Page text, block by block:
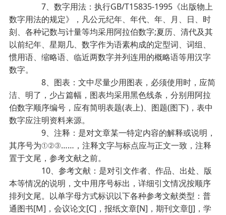
7、数字用法：执行GB/T15835-1995《出版物上
数字用法的规定》，凡公元纪年、年代、年、月、日、时
刻、各种记数与计量等均采用阿拉伯数字;夏历、清代及其
以前纪年、星期几、数字作为语素构成的定型词、词组、
惯用语、缩略语、临近两数字并列连用的概略语等用汉字
数字。
8、图表：文中尽量少用图表，必须使用时，应简
洁、明了，少占篇幅，图表均采用黑色线条，分别用阿拉
伯数字顺序编号，应有简明表题(表上)、图题(图下)，表中
数字应注明资料来源。
9、注释：是对文章某一特定内容的解释或说明，
其序号为①②③……，注释文字与标点应与正文一致，注释
置于文尾，参考文献之前。
10、参考文献：是对引文作者、作品、出处、版
本等情况的说明，文中用序号标出，详细引文情况按顺序
排列文尾。以单字母方式标识以下各种参考文献类型：普
通图书[M]，会议论文[C]，报纸文章[N]，期刊文章[J]，学